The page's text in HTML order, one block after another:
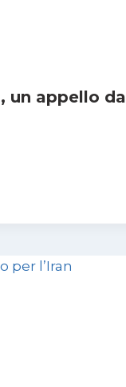
un appello da